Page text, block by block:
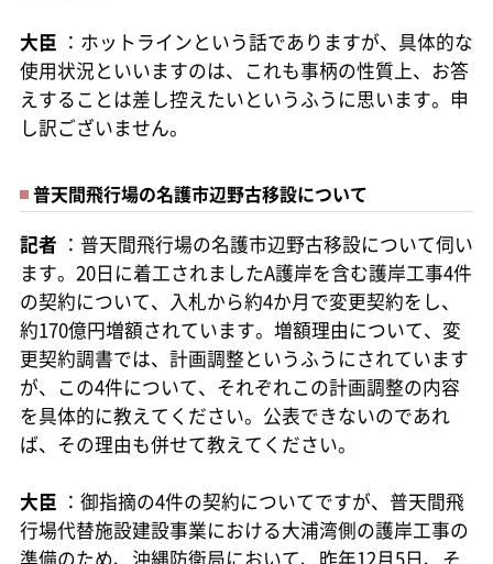
大臣 ：ホットラインという話でありますが、具体的な
使用状況といいますのは、これも事柄の性質上、お答
えすることは差し控えたいというふうに思います。申
し訳ございません。
普天間飛行場の名護市辺野古移設について
記者 ：普天間飛行場の名護市辺野古移設について伺い
ます。20日に着工されましたA護岸を含む護岸工事4件
の契約について、入札から約4か月で変更契約をし、
約170億円増額されています。増額理由について、変
更契約調書では、計画調整というふうにされています
が、この4件について、それぞれこの計画調整の内容
を具体的に教えてください。公表できないのであれ
ば、その理由も併せて教えてください。
大臣 ：御指摘の4件の契約についてですが、普天間飛
行場代替施設建設事業における大浦湾側の護岸工事の
準備のため、沖縄防衛局において、昨年12月5日、そ